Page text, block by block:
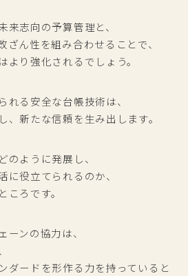
来志向の予算管理と、
ざん性を組み合わせることで、
より強化されるでしょう。
れる安全な台帳技術は、
、新たな信頼を生み出します。
のように発展し、
に役立てられるのか、
ころです。
ーンの協力は、
ダードを形作る力を持っていると